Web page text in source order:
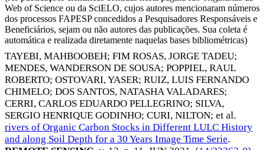
Web of Science ou da SciELO, cujos autores mencionaram números
dos processos FAPESP concedidos a Pesquisadores Responsáveis e
Beneficiários, sejam ou não autores das publicações. Sua coleta é
automática e realizada diretamente naquelas bases bibliométricas)
TAYEBI, MAHBOOBEH; FIM ROSAS, JORGE TADEU;
MENDES, WANDERSON DE SOUSA; POPPIEL, RAUL
ROBERTO; OSTOVARI, YASER; RUIZ, LUIS FERNANDO
CHIMELO; DOS SANTOS, NATASHA VALADARES;
CERRI, CARLOS EDUARDO PELLEGRINO; SILVA,
SERGIO HENRIQUE GODINHO; CURI, NILTON; et al.
rivers of Organic Carbon Stocks in Different LULC History
and along Soil Depth for a 30 Years Image Time Serie.